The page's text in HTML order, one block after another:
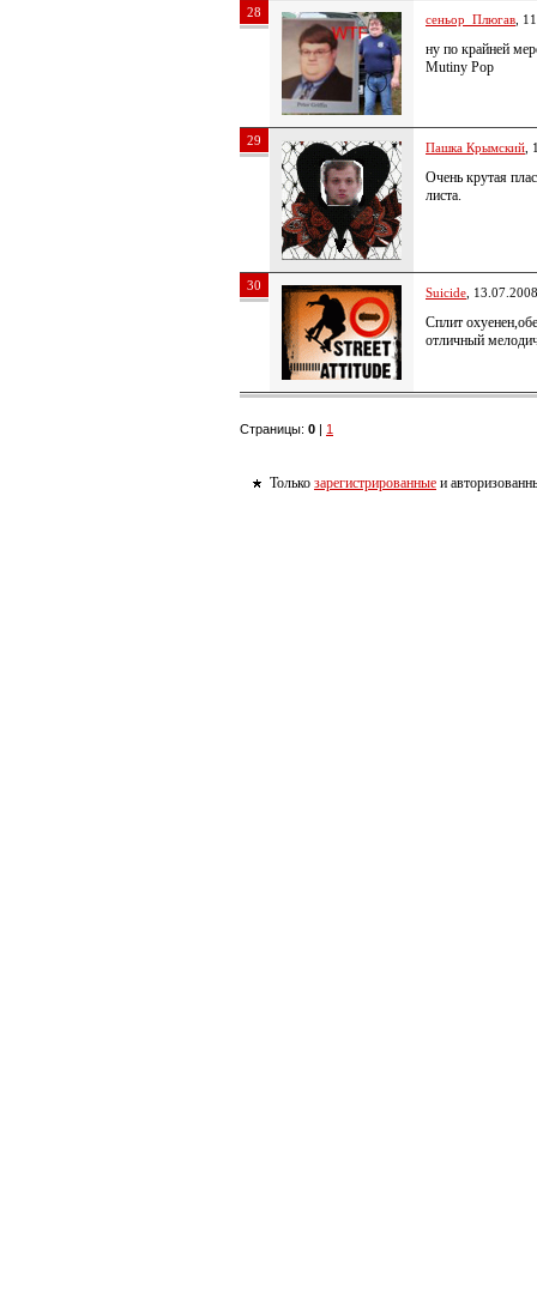
28 сеньор_Плюгав ,
ну по крайней
Mutiny Pop
29 Пашка Крымский
Очень крутая
листа.
30 Suicide ,
Сплит
отличный
Страницы: 0 | 1
Только зарегистрированные и